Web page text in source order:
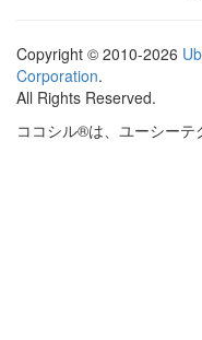
Copyright © 2010-2026
Corporation.
All Rights Reserved.
ココシル®は、ユーシーテ